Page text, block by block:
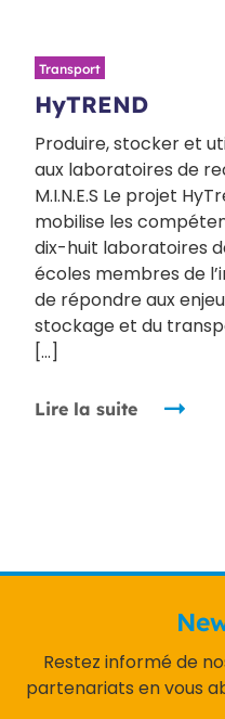
Transport
HyTREND
Produire, stocker et
aux laboratoires de
M.I.N.E.S Le projet
mobilise les
dix-huit laboratoires
écoles membres de
de répondre aux
stockage et du
[…]
Lire la suite
Restez informé de
partenariats en vous